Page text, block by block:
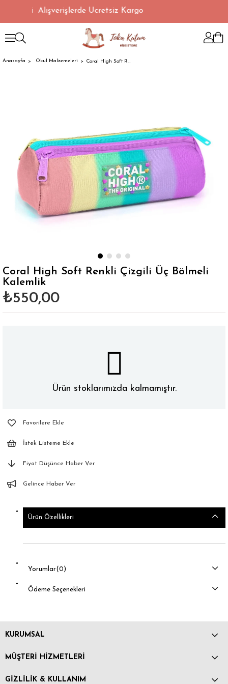
Üzeri Alışverişlerde Ücretsiz Kargo
Anasayfa Okul Malzemeleri Coral High Soft Renkli Çizgili Üç Bölmeli Kalemlik
Coral High Soft Renkli Çizgili Üç Bölmeli
Kalemlik
₺550,00
Ürün stoklarımızda kalmamıştır.
Favorilere Ekle
İstek Listeme Ekle
Fiyat Düşünce Haber Ver
Gelince Haber Ver
Ürün Özellikleri
Yorumlar(0)
Ödeme Seçenekleri
KURUMSAL
MÜŞTERİ HİZMETLERİ
GİZLİLİK & KULLANIM